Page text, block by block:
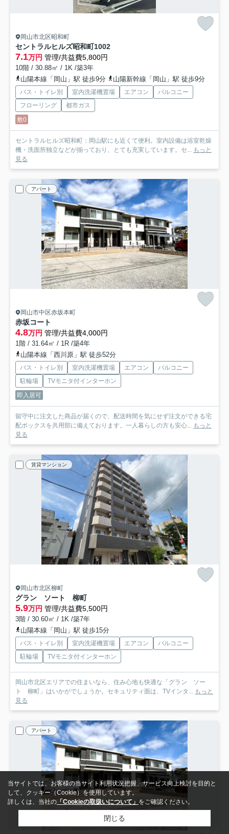
岡山市北区昭和町
セントラルヒルズ昭和町1002
7.1万円 管理/共益費5,800円
10階 / 30.88㎡ / 1K /築3年
山陽本線「岡山」駅 徒歩9分
山陽新幹線「岡山」駅 徒歩9分
バス・トイレ別 室内洗濯機置場 エアコン
バルコニー
フローリング
都市ガス
敷0
セントラルヒルズ昭和町：岡山駅にも近くて便利。室内設備は浴室乾燥
機・洗面所独立などが揃っており、とても充実しています。セ...
もっと
見る
アパート
岡山市中区赤坂本町
赤坂コート
4.8万円 管理/共益費4,000円
1階 / 31.64㎡ / 1R /築4年
山陽本線「西川原」駅 徒歩52分
バス・トイレ別 室内洗濯機置場 エアコン
バルコニー
駐輪場
TVモニタ付インターホン
即入居可
留守中に注文した商品が届くので、配送時間を気にせず注文ができる宅
配ボックスを共用部に備えております。一人暮らしの方も安心...
もっと
見る
賃貸マンション
岡山市北区柳町
グラン ソート 柳町
5.9万円 管理/共益費5,500円
3階 / 30.60㎡ / 1K /築7年
山陽本線「岡山」駅 徒歩15分
バス・トイレ別 室内洗濯機置場 エアコン
バルコニー
駐輪場
TVモニタ付インターホン
岡山市北区エリアでの住まいなら、住み心地も快適な「グラン ソー
ト 柳町」はいかがでしょうか。セキュリティ面は、TVインタ... もっと
見る
アパート
当サイトでは、お客様の当サイト利用状況把握、サービス向上検討を目的と
して、クッキー（Cookie）を使用しています。
詳しくは、当社の 「Cookieの取扱いについて」 をご確認ください。
閉じる